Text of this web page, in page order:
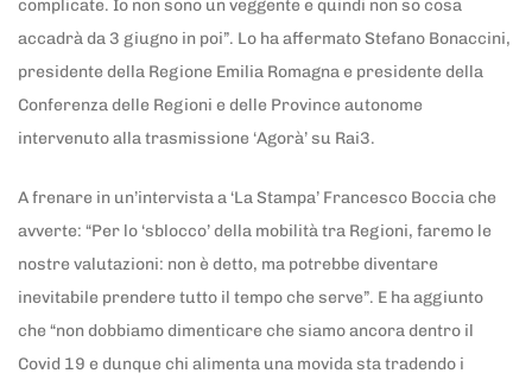
complicate. Io non sono un veggente e quindi non so cosa
accadrà da 3 giugno in poi”. Lo ha affermato Stefano Bonaccini,
presidente della Regione Emilia Romagna e presidente della
Conferenza delle Regioni e delle Province autonome
intervenuto alla trasmissione ‘Agorà’ su Rai3.
A frenare in un’intervista a ‘La Stampa’ Francesco Boccia che
avverte: “Per lo ‘sblocco’ della mobilità tra Regioni, faremo le
nostre valutazioni: non è detto, ma potrebbe diventare
inevitabile prendere tutto il tempo che serve”. E ha aggiunto
che “non dobbiamo dimenticare che siamo ancora dentro il
Covid 19 e dunque chi alimenta una movida sta tradendo i